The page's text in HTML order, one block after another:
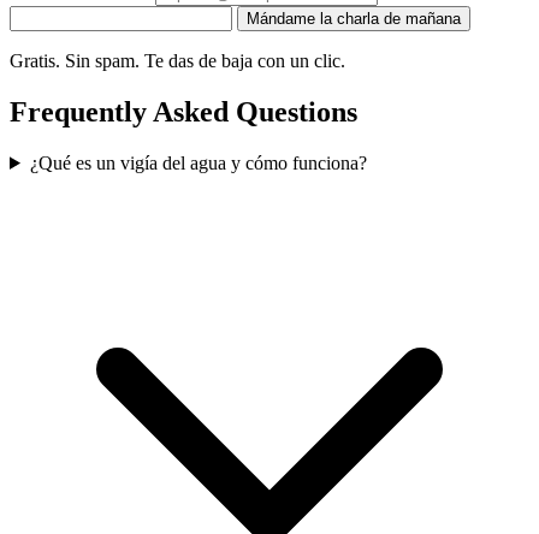
Mándame la charla de mañana
Gratis. Sin spam. Te das de baja con un clic.
Frequently Asked Questions
¿Qué es un vigía del agua y cómo funciona?